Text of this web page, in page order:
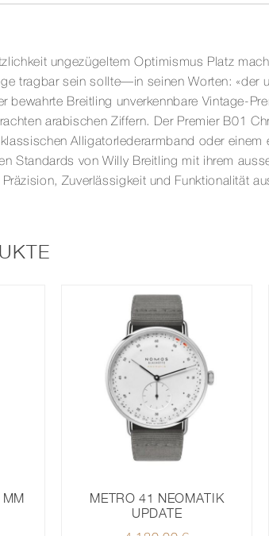
ungezügeltem Optimismus Platz
tragbar sein sollte—in seinen Worten: «der
bewahrte Breitling unverkennbare Vintage-
arabischen Ziffern. Der Premier B01
Alligatorlederarmband oder einem
Standards von Willy Breitling mit ihrem
Zuverlässigkeit und Funktionalität
METRO 41 NEOMATIK
UPDATE